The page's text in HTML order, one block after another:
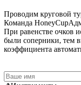
Проводим круговой
Команда HoneyCup
При равенстве очков
были соперники, тем
коэффициента